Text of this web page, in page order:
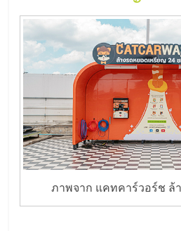
ภาพจาก แคทคาร์วอร์ช ล้